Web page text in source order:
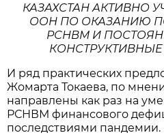
КАЗАХСТАН АКТИВНО
ООН ПО ОКАЗАНИЮ
РСНВМ И
И ряд практических
Жомарта Токаева, по
направлены как раз на
РСНВМ финансового
последствиями пандемии.